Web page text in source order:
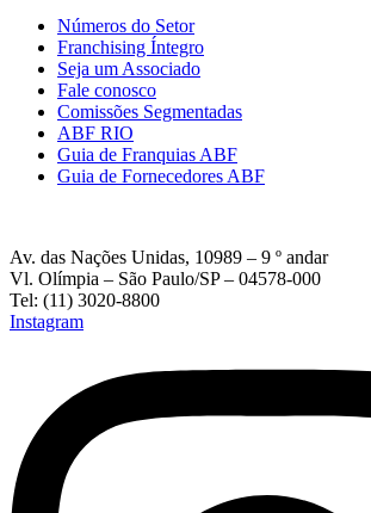
Números do Setor
Franchising Íntegro
Seja um Associado
Fale conosco
Comissões Segmentadas
ABF RIO
Guia de Franquias ABF
Guia de Fornecedores ABF
Av. das Nações Unidas, 10989 – 9 º andar
Vl. Olímpia – São Paulo/SP – 04578-000
Tel: (11) 3020-8800
Instagram